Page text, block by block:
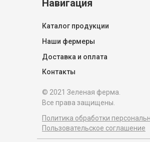
© 2021 Зеленая ферма.
Все права защищены.
Политика обработки
Пользовательское соглашение
Наши фермеры
Доставка и оплата
Контакты
Каталог продукции
Навигация